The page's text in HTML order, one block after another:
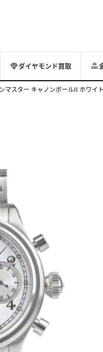
ダイヤモンド買取
マスター キャノンボールII ホワイ